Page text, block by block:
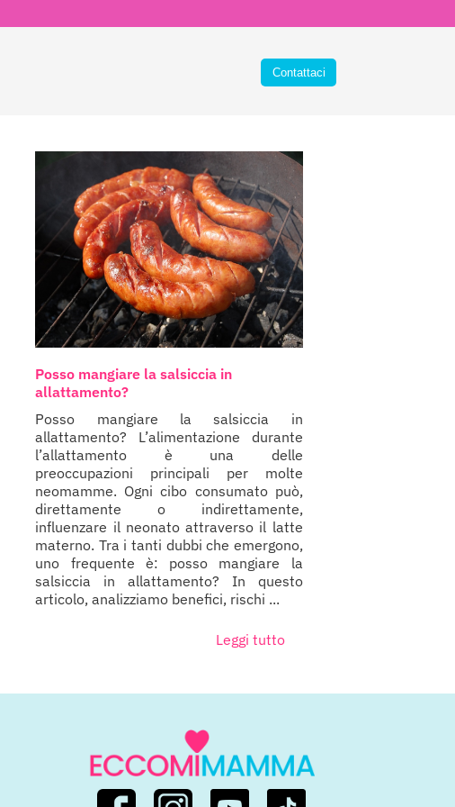
Posso mangiare la salsiccia in
allattamento?
Posso mangiare la salsiccia in
allattamento? L’alimentazione durante
l’allattamento è una delle
preoccupazioni principali per molte
neomamme. Ogni cibo consumato può,
direttamente o indirettamente,
influenzare il neonato attraverso il latte
materno. Tra i tanti dubbi che emergono,
uno frequente è: posso mangiare la
salsiccia in allattamento? In questo
articolo, analizziamo benefici, rischi ...
Leggi tutto